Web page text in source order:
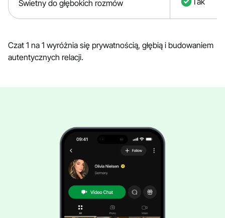
Świetny do głębokich rozmów
Czat 1 na 1 wyróżnia się prywatnością, głębią i budowaniem
autentycznych relacji.